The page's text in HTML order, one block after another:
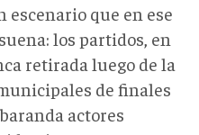
escenario que en ese
los partidos, en
retirada luego de la
de finales
actores